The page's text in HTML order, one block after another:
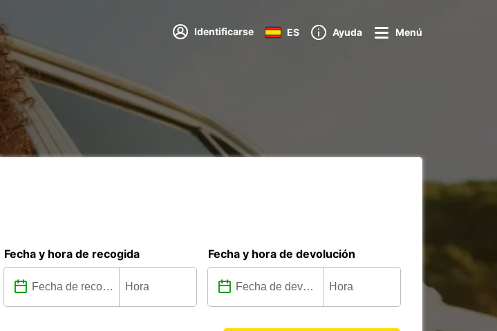
Identificarse ES Ayuda Menú
Fecha y hora de recogida Fecha y hora de devolución